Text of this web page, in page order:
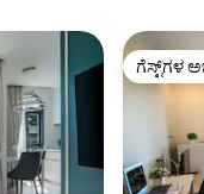
ಗೆಸ್ಟ್‌ಗಳ
ಗೆಸ್ಟ್‌ಗಳ